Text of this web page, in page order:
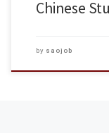
Chinese
by saojob